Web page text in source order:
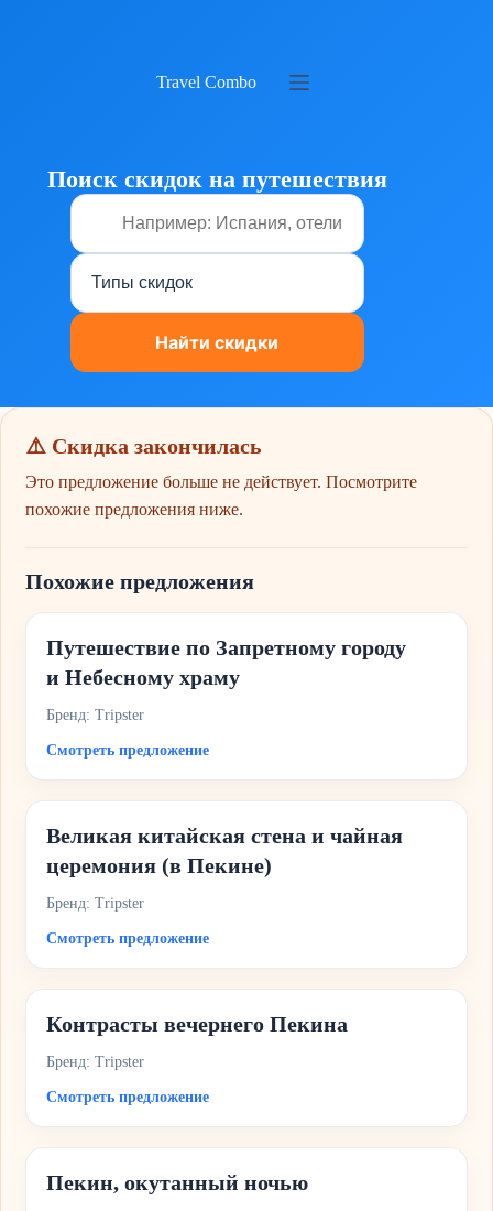
Travel Combo
Поиск скидок на путешествия
⚠️ Скидка закончилась
Это предложение больше не действует. Посмотрите
похожие предложения ниже.
Похожие предложения
Путешествие по Запретному городу
и Небесному храму
Бренд: Tripster
Смотреть предложение
Великая китайская стена и чайная
церемония (в Пекине)
Бренд: Tripster
Смотреть предложение
Контрасты вечернего Пекина
Бренд: Tripster
Смотреть предложение
Пекин, окутанный ночью